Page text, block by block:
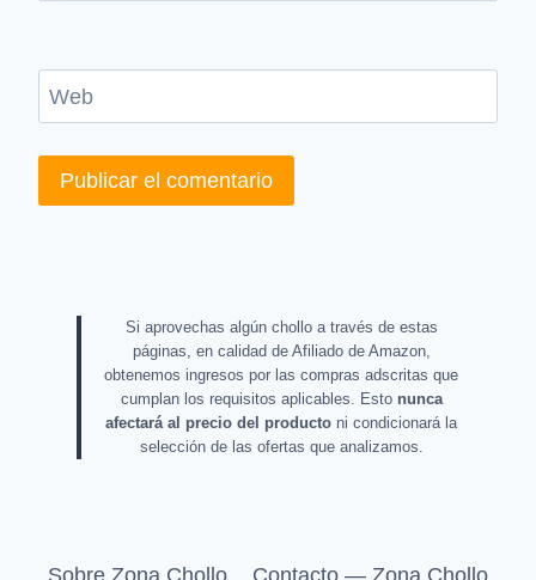
Web
Si aprovechas algún chollo a través de estas
páginas, en calidad de Afiliado de Amazon,
obtenemos ingresos por las compras adscritas que
cumplan los requisitos aplicables. Esto nunca
afectará al precio del producto ni condicionará la
selección de las ofertas que analizamos.